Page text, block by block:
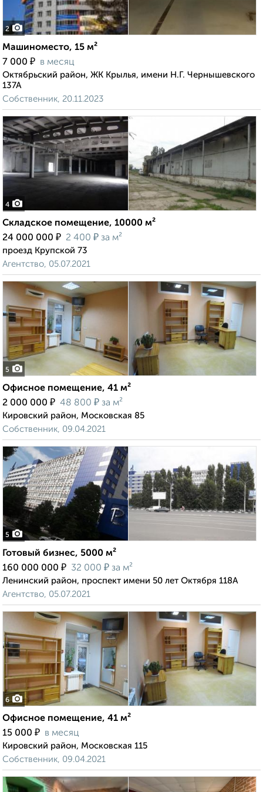
2
Машиноместо, 15 м²
7 000 ₽ в месяц
Октябрьский район, ЖК Крылья, имени Н.Г. Чернышевского
137А
Собственник, 20.11.2023
4
Складское помещение, 10000 м²
24 000 000 ₽ 2 400 ₽ за м²
проезд Крупской 73
Агентство, 05.07.2021
5
Офисное помещение, 41 м²
2 000 000 ₽ 48 800 ₽ за м²
Кировский район, Московская 85
Собственник, 09.04.2021
5
Готовый бизнес, 5000 м²
160 000 000 ₽ 32 000 ₽ за м²
Ленинский район, проспект имени 50 лет Октября 118А
Агентство, 05.07.2021
6
Офисное помещение, 41 м²
15 000 ₽ в месяц
Кировский район, Московская 115
Собственник, 09.04.2021